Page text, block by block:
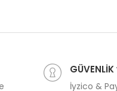
İyzico &